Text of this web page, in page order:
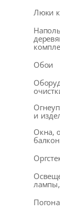
Люки
Обои
и
Окна,